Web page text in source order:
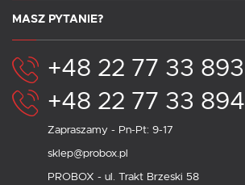
MASZ PYTANIE?
+48 22 77 33 893
+48 22 77 33 894
Zapraszamy - Pn-Pt: 9-17
sklep@probox.pl
PROBOX - ul. Trakt Brzeski 58